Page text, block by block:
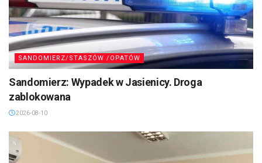
SANDOMIERZ/STASZÓW /OPATÓW
Sandomierz: Wypadek w Jasienicy. Droga
zablokowana
2026-08-10